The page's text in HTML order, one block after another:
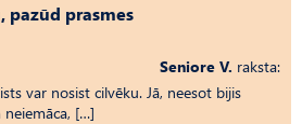
prasmes
Seniore V. raksta:
var nosist cilvēku. Jā, neesot bijis
[…]